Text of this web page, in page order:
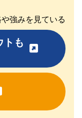
や強みを見ている
トも